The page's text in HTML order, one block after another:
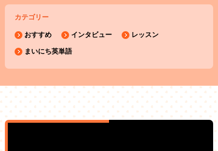
カテゴリー
おすすめ インタビュー レッスン
まいにち英単語